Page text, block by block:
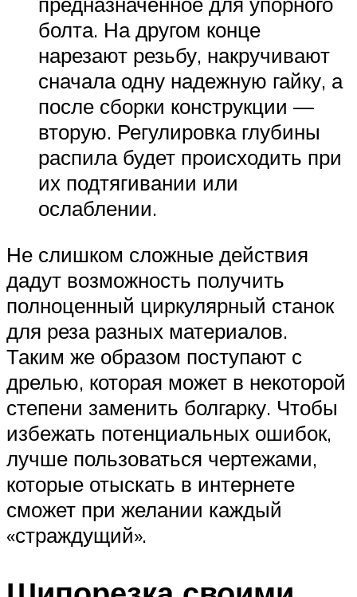
болта. На другом конце
нарезают резьбу, накручивают
сначала одну надежную гайку, а
после сборки конструкции —
вторую. Регулировка глубины
распила будет происходить при
их подтягивании или
ослаблении.
Не слишком сложные действия
дадут возможность получить
полноценный циркулярный станок
для реза разных материалов.
Таким же образом поступают с
дрелью, которая может в некоторой
степени заменить болгарку. Чтобы
избежать потенциальных ошибок,
лучше пользоваться чертежами,
которые отыскать в интернете
сможет при желании каждый
«страждущий».